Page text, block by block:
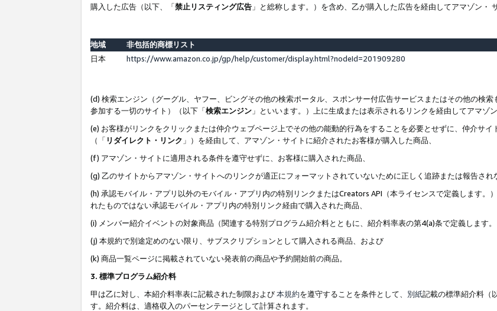
購入した広告（以下、「禁止リスティング広告 」と総称します。）を含め、乙が購入した広告を経由してアマゾン・
地域
非包括的商標リスト
日本
https://www.amazon.co.jp/gp/help/customer/display.html?nodeId=201909280
(d) 検索エンジン（グーグル、ヤフー、ビングその他の検索ポータル、スポンサー付広告サービスまたはその他の検
参加する一切のサイト）（以下「検索エンジン 」といいます。）上に生成または表示されるリンクを経由してアマゾ
(e) お客様がリンクをクリックまたは仲介ウェブページ上でその他の能動的行為をすることを必要とせずに、仲介サ
（「 リダイレクト・リンク 」）を経由して、アマゾン・サイトに紹介されたお客様が購入した商品、
(f) アマゾン・サイトに適用される条件を遵守せずに、お客様に購入された商品、
(g) 乙のサイトからアマゾン・サイトへのリンクが適正にフォーマットされていないために正しく追跡または報告され
(h) 承認モバイル・アプリ以外のモバイル・アプリ内の特別リンクまたはCreators API（本ライセンスで定義します。
れたものではない承認モバイル・アプリ内の特別リンク経由で購入された商品、
(i) メンバー紹介イベントの対象商品（関連する特別プログラム紹介料とともに、紹介料率表の第4(a)条で定義します。
(j) 本規約で別途定めのない限り、サブスクリプションとして購入される商品、および
(k) 商品一覧ページに掲載されていない発表前の商品や予約開始前の商品。
3. 標準プログラム紹介料
甲は乙に対し、本紹介料率表に記載された制限および本規約を遵守することを条件として、 別紙記載の標準紹介料（
す。紹介料は、適格収入のパーセンテージとして計算されます。